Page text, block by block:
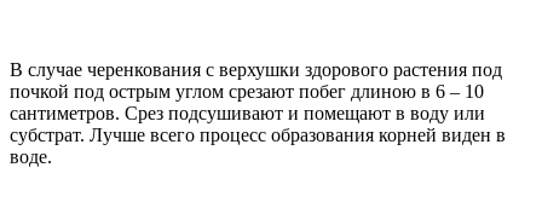
В случае черенкования с верхушки здорового растения под
почкой под острым углом срезают побег длиною в 6 – 10
сантиметров. Срез подсушивают и помещают в воду или
субстрат. Лучше всего процесс образования корней виден в
воде.